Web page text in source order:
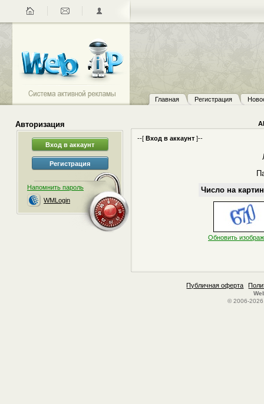
Главная Регистрация
Авторизация
Напомнить пароль
WMLogin
--[ Вход в аккаунт ]--
Число на
Обновить
Публичная оферта
© 2006-